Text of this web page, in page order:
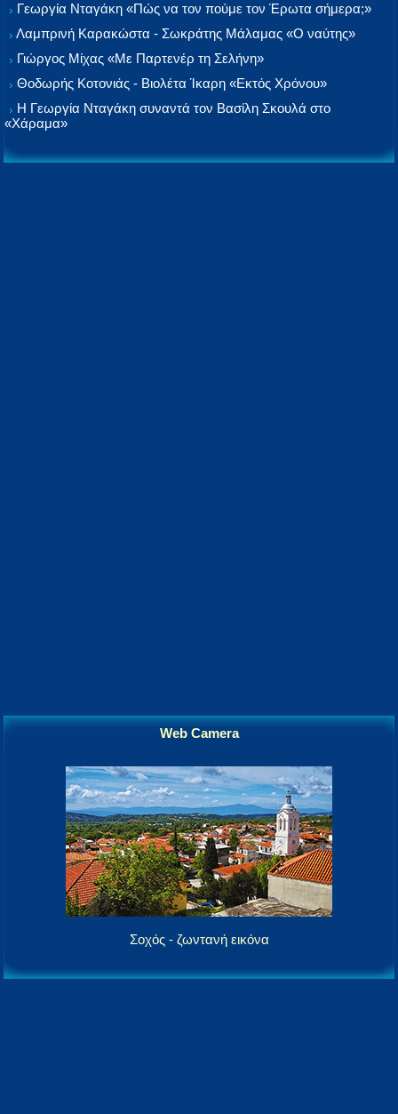
Γεωργία Νταγάκη «Πώς να τον πούμε τον Έρωτα σήμερα;»
Λαμπρινή Καρακώστα - Σωκράτης Μάλαμας «Ο ναύτης»
Γιώργος Μίχας «Με Παρτενέρ τη Σελήνη»
Θοδωρής Κοτονιάς - Βιολέτα Ίκαρη «Εκτός Χρόνου»
Η Γεωργία Νταγάκη συναντά τον Βασίλη Σκουλά στο
«Χάραμα»
Web Camera
Σοχός - ζωντανή εικόνα